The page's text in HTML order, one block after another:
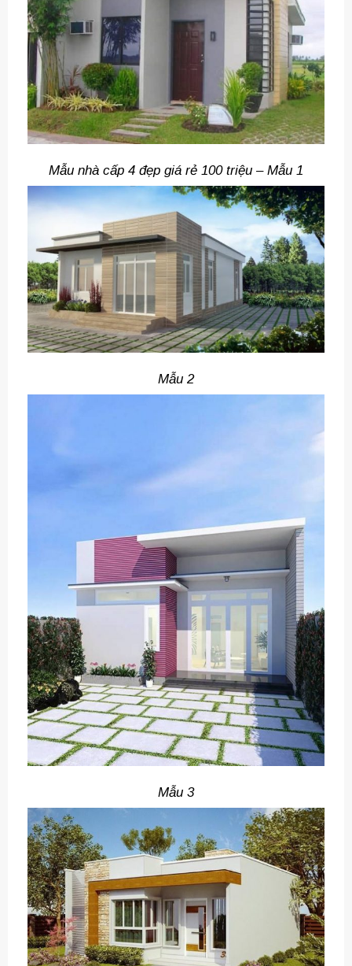
Mẫu nhà cấp 4 đẹp giá rẻ 100 triệu – Mẫu 1
Mẫu 2
Mẫu 3